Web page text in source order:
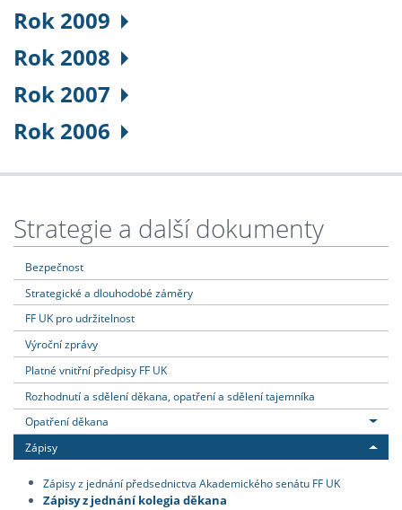
Rok 2009
Rok 2008
Rok 2007
Rok 2006
Strategie a další dokumenty
Bezpečnost
Strategické a dlouhodobé záměry
FF UK pro udržitelnost
Výroční zprávy
Platné vnitřní předpisy FF UK
Rozhodnutí a sdělení děkana, opatření a sdělení tajemníka
Opatření děkana
Zápisy
Zápisy z jednání předsednictva Akademického senátu FF UK
Zápisy z jednání kolegia děkana